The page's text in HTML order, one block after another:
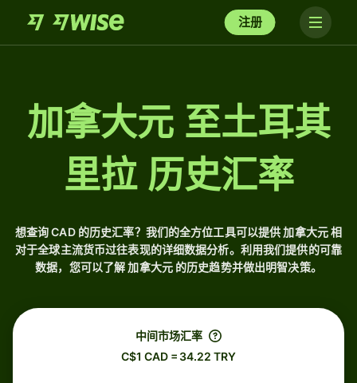
注册
加拿大元 至土耳其
里拉 历史汇率
想查询 CAD 的历史汇率？我们的全方位工具可以提供 加拿大元 相
对于全球主流货币过往表现的详细数据分析。利用我们提供的可靠
数据，您可以了解 加拿大元 的历史趋势并做出明智决策。
中间市场汇率
C$1 CAD = 34.22 TRY